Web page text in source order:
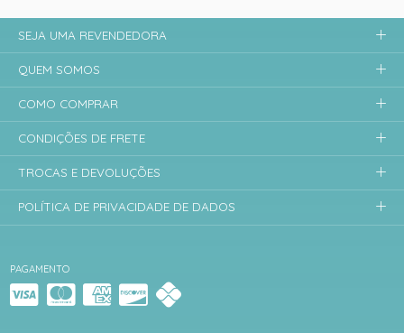
PAGAMENTO
SEJA UMA REVENDEDORA
QUEM SOMOS
COMO COMPRAR
CONDIÇÕES DE FRETE
TROCAS E DEVOLUÇÕES
POLÍTICA DE PRIVACIDADE DE DADOS